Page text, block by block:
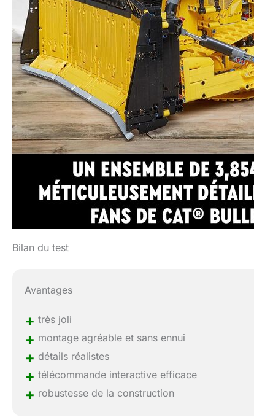
Bilan du test
Avantages
+ très joli
+ montage agréable et sans ennui
+ détails réalistes
+ télécommande interactive efficace
+ robustesse de la construction